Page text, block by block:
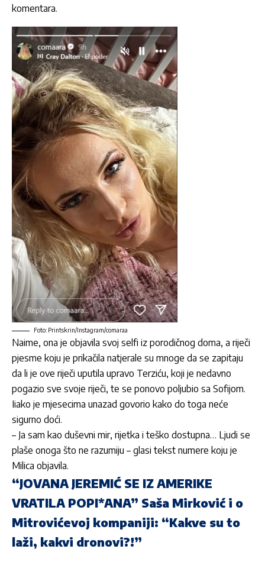
komentara.
Foto: Printskrin/Instagram/comaraa
Naime, ona je objavila svoj selfi iz porodičnog doma, a riječi
pjesme koju je prikačila natjerale su mnoge da se zapitaju
da li je ove riječi uputila upravo Terziću, koji je nedavno
pogazio sve svoje riječi, te se ponovo poljubio sa Sofijom.
Iiako je mjesecima unazad govorio kako do toga neće
sigurno doći.
– Ja sam kao duševni mir, rijetka i teško dostupna… Ljudi se
plaše onoga što ne razumiju – glasi tekst numere koju je
Milica objavila.
“JOVANA JEREMIĆ SE IZ AMERIKE
VRATILA POPI*ANA” Saša Mirković i o
Mitrovićevoj kompaniji: “Kakve su to
laži, kakvi dronovi?!”